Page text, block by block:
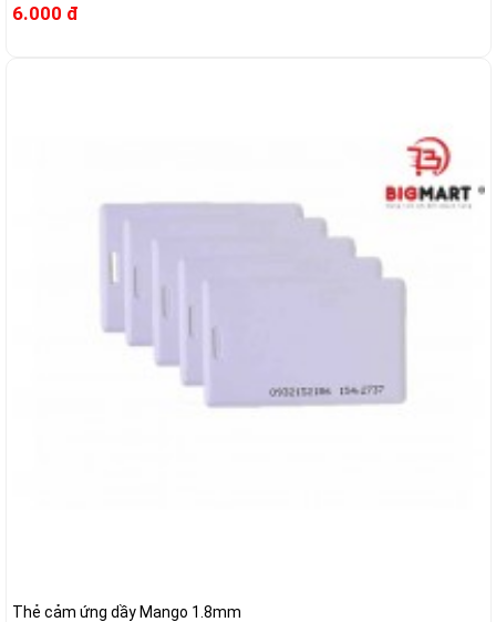
6.000 đ
Thẻ cảm ứng dầy Mango 1.8mm